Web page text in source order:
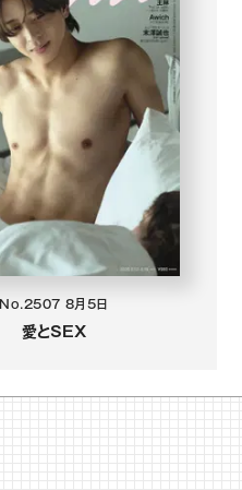
No.2507 8月5日
愛とSEX